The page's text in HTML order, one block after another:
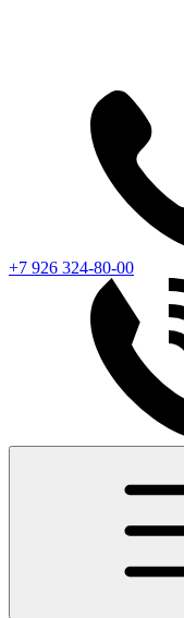
+7 926 324-80-00